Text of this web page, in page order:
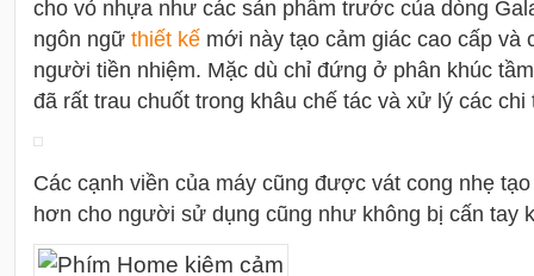
cho vỏ nhựa như các sản phẩm trước của dòng
ngôn ngữ thiết kế mới này tạo cảm giác cao cấp và
người tiền nhiệm. Mặc dù chỉ đứng ở phân khúc
đã rất trau chuốt trong khâu chế tác và xử lý các chi
Các cạnh viền của máy cũng được vát cong nhẹ
hơn cho người sử dụng cũng như không bị cấn tay